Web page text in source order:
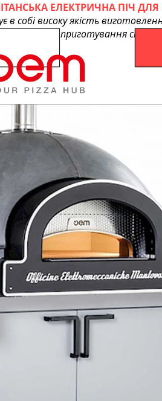
ЕЛЕКТРИЧНА ПІЧ ДЛЯ
в собі високу якість
вибором для приготування